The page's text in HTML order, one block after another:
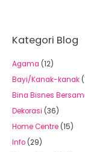
Kategori Blog
Agama (12)
Bayi/Kanak-kanak
Bina Bisnes
Dekorasi (36)
Home Centre (15)
Info (29)